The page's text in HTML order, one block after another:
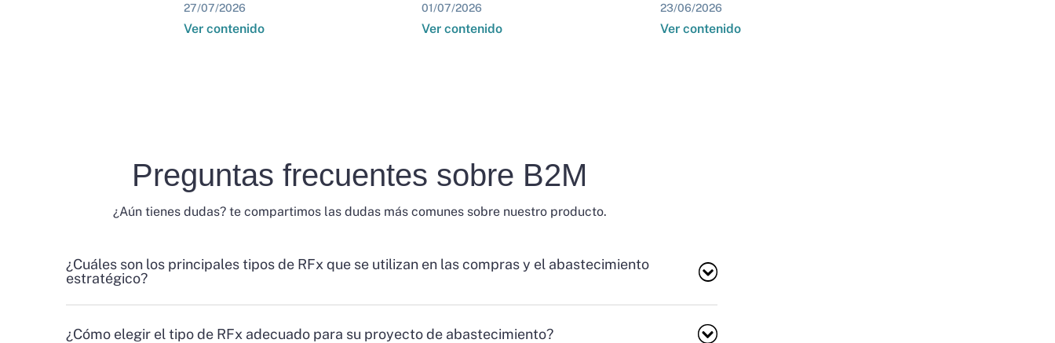
27/07/2026
Ver contenido
01/07/2026
Ver contenido
23/06/2026
Ver contenido
Preguntas frecuentes sobre B2M
¿Aún tienes dudas? te compartimos las dudas más comunes sobre nuestro producto.
¿Cuáles son los principales tipos de RFx que se utilizan en las compras y el abastecimiento
estratégico?
¿Cómo elegir el tipo de RFx adecuado para su proyecto de abastecimiento?